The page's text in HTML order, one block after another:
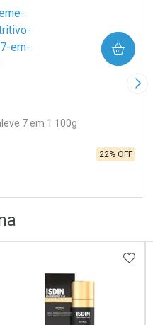
7 em 1 100g
22% OFF
COMPRAR
AOS FAVORITOS